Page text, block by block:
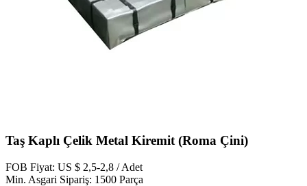
Taş Kaplı Çelik Metal Kiremit (Roma Çini)
FOB Fiyat: US $ 2,5-2,8 / Adet
Min. Asgari Sipariş: 1500 Parça